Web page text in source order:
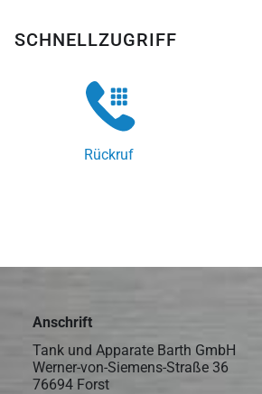
SCHNELLZUGRIFF
Rückruf
Anschrift
Tank und Apparate Barth GmbH
Werner-von-Siemens-Straße 36
76694 Forst